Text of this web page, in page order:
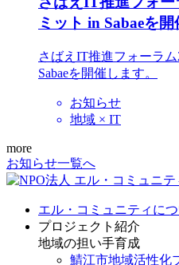
ミット in Sabaeを開
さばえIT推進フォーラ
Sabaeを開催します。
お知らせ
地域 × IT
more
お知らせ一覧へ
エル・コミュニティに
プロジェクト紹介
地域の担い手育成
鯖江市地域活性化